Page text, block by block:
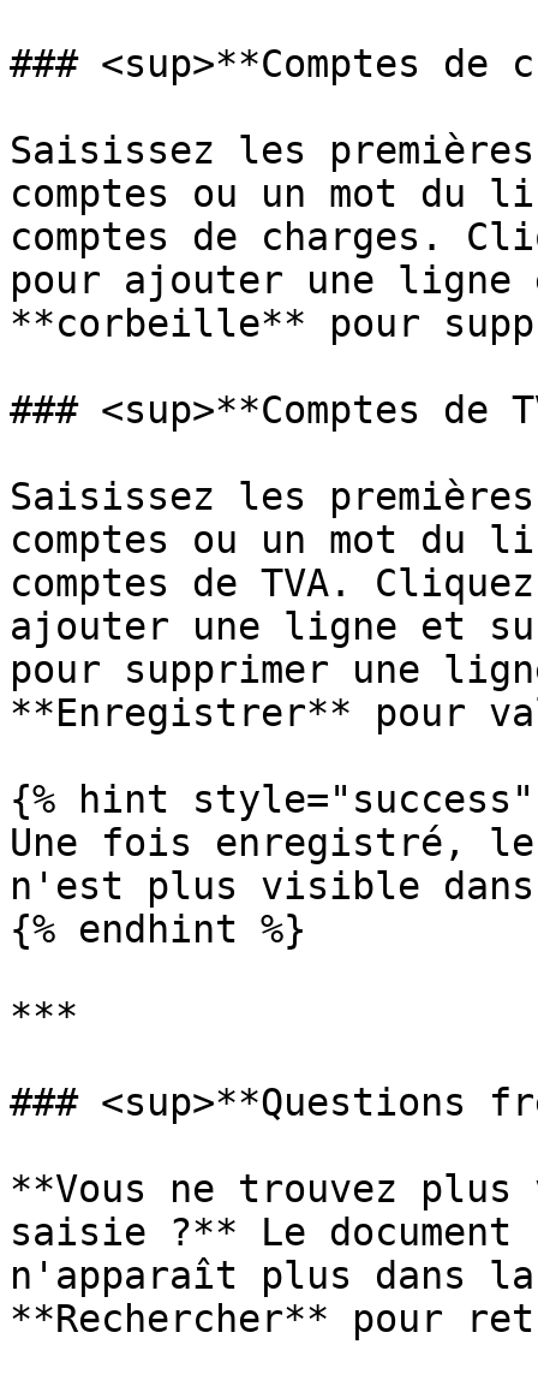
### <sup>**Comptes de
Saisissez les
comptes ou un mot du
comptes de charges.
pour ajouter une
**corbeille** pour
### <sup>**Comptes de
Saisissez les
comptes ou un mot du
comptes de TVA.
ajouter une ligne et
pour supprimer une
**Enregistrer** pour
{% hint style="success"
Une fois enregistré, le
n'est plus visible
{% endhint %}
***
### <sup>**Questions
**Vous ne trouvez plus
saisie ?** Le
n'apparaît plus dans
**Rechercher** pour